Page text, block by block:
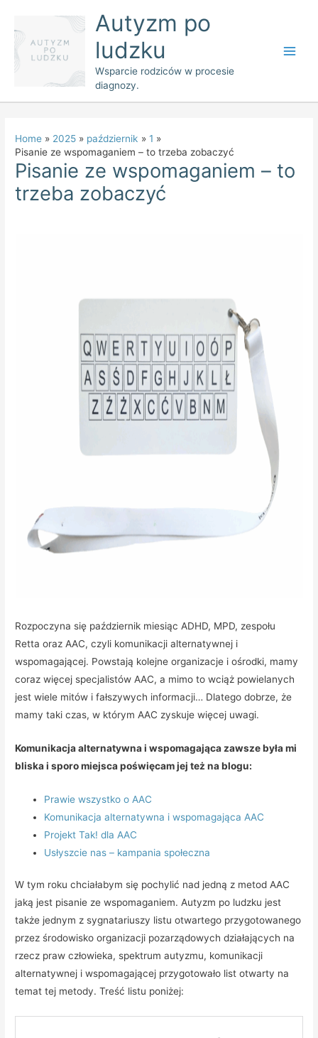
content
Autyzm po
ludzku
Wsparcie rodziców w procesie
diagnozy.
Home 2025 październik
1
Pisanie ze wspomaganiem – to trzeba zobaczyć
Pisanie ze wspomaganiem – to
trzeba zobaczyć
Rozpoczyna się październik miesiąc ADHD, MPD, zespołu
Retta oraz AAC, czyli komunikacji alternatywnej i
wspomagającej. Powstają kolejne organizacje i ośrodki, mamy
coraz więcej specjalistów AAC, a mimo to wciąż powielanych
jest wiele mitów i fałszywych informacji… Dlatego dobrze, że
mamy taki czas, w którym AAC zyskuje więcej uwagi.
Komunikacja alternatywna i wspomagająca zawsze była mi
bliska i sporo miejsca poświęcam jej też na blogu:
Prawie wszystko o AAC
Komunikacja alternatywna i wspomagająca AAC
Projekt Tak! dla AAC
Usłyszcie nas – kampania społeczna
W tym roku chciałabym się pochylić nad jedną z metod AAC
jaką jest pisanie ze wspomaganiem. Autyzm po ludzku jest
także jednym z sygnatariuszy listu otwartego przygotowanego
przez środowisko organizacji pozarządowych działających na
rzecz praw człowieka, spektrum autyzmu, komunikacji
alternatywnej i wspomagającej przygotowało list otwarty na
temat tej metody. Treść listu poniżej: